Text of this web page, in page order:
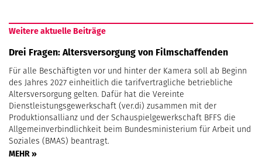
Weitere aktuelle Beiträge
Drei Fragen: Altersversorgung von Filmschaffenden
Für alle Beschäftigten vor und hinter der Kamera soll ab Beginn
des Jahres 2027 einheitlich die tarifvertragliche betriebliche
Altersversorgung gelten. Dafür hat die Vereinte
Dienstleistungsgewerkschaft (ver.di) zusammen mit der
Produktionsallianz und der Schauspielgewerkschaft BFFS die
Allgemeinverbindlichkeit beim Bundesministerium für Arbeit und
Soziales (BMAS) beantragt.
MEHR »